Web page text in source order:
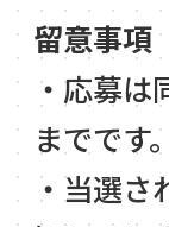
留意事項
・応募は
までです。
・当選さ